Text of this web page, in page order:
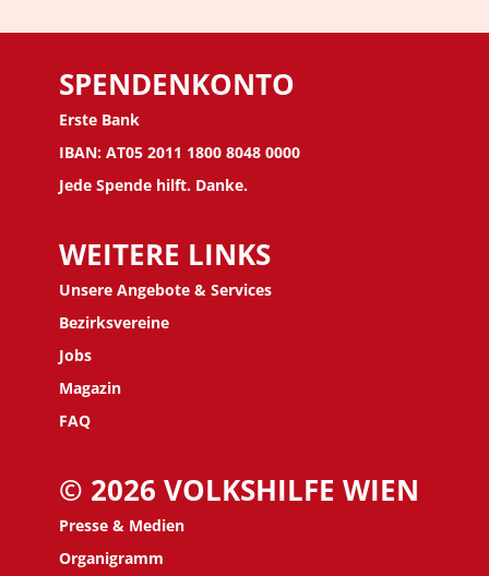
SPENDENKONTO
Erste Bank
IBAN: AT05 2011 1800 8048 0000
Jede Spende hilft. Danke.
WEITERE LINKS
Unsere Angebote & Services
Bezirksvereine
Jobs
Magazin
FAQ
© 2026 VOLKSHILFE WIEN
Presse & Medien
Organigramm